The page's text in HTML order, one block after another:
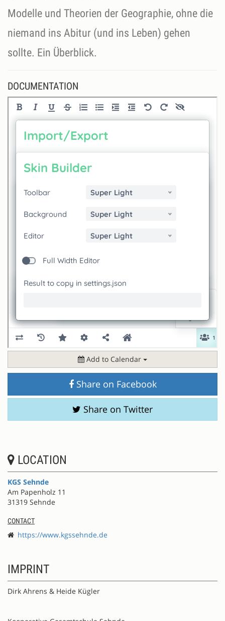
Modelle und Theorien der Geographie, ohne die
niemand ins Abitur (und ins Leben) gehen
DOCUMENTATION
Add to Calendar
Share on Facebook
Share on Twitter
LOCATION
KGS Sehnde
Am Papenholz 11
31319 Sehnde
CONTACT
https://www.kgssehnde.de
IMPRINT
Dirk Ahrens & Heide Kügler